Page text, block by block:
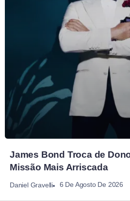
James Bond Troca de
Missão Mais Arriscada
Daniel Gravelli 6 De Agosto De 2026